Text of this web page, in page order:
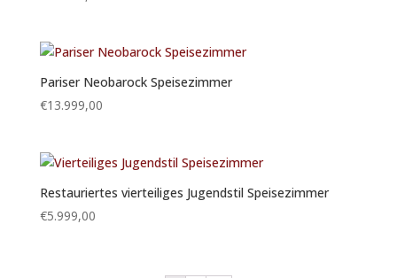
Pariser Neobarock Speisezimmer
€13.999,00
Restauriertes vierteiliges Jugendstil Speisezimmer
€5.999,00